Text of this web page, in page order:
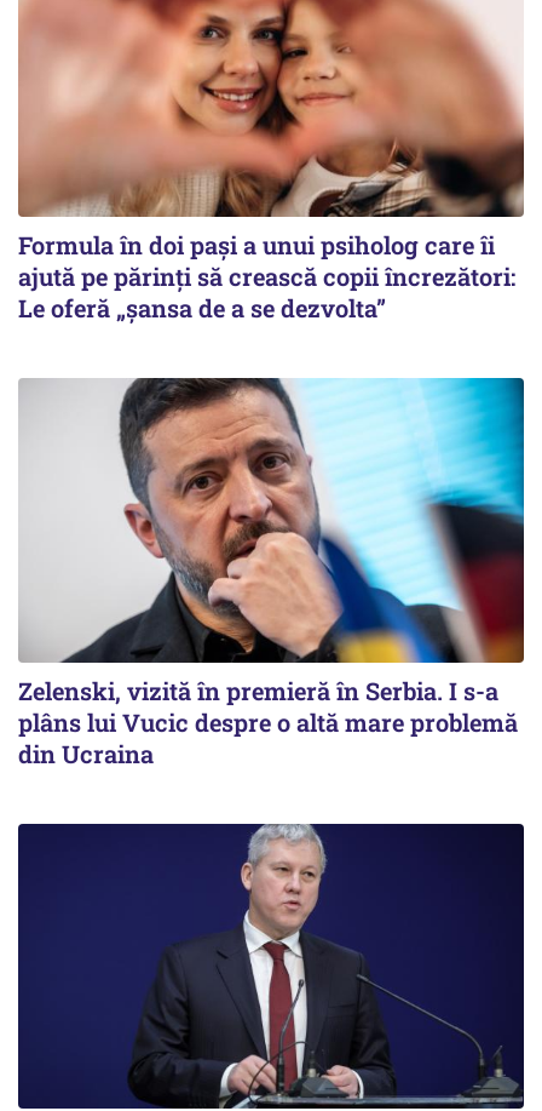
Formula în doi pași a unui psiholog care îi
ajută pe părinți să crească copii încrezători:
Le oferă „șansa de a se dezvolta”
Zelenski, vizită în premieră în Serbia. I s-a
plâns lui Vucic despre o altă mare problemă
din Ucraina